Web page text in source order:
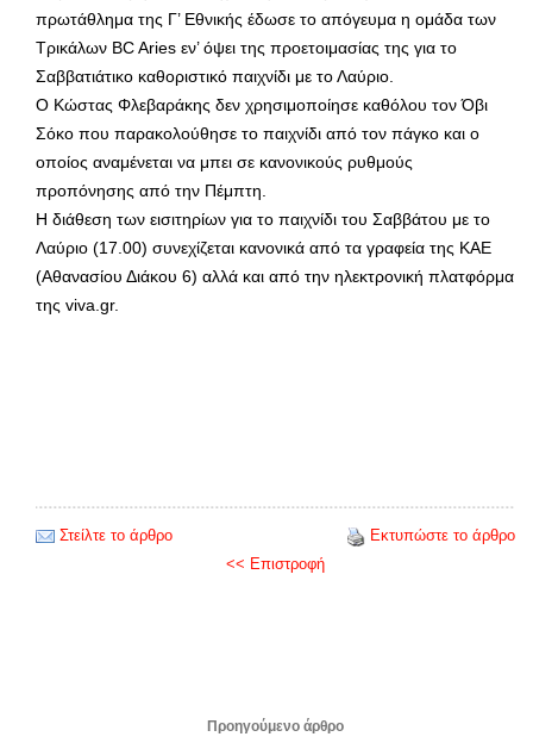
πρωτάθλημα της Γ’ Εθνικής έδωσε το απόγευμα η ομάδα των
Τρικάλων BC Aries εν’ όψει της προετοιμασίας της για το
Σαββατιάτικο καθοριστικό παιχνίδι με το Λαύριο.
Ο Κώστας Φλεβαράκης δεν χρησιμοποίησε καθόλου τον Όβι
Σόκο που παρακολούθησε το παιχνίδι από τον πάγκο και ο
οποίος αναμένεται να μπει σε κανονικούς ρυθμούς
προπόνησης από την Πέμπτη.
Η διάθεση των εισιτηρίων για το παιχνίδι του Σαββάτου με το
Λαύριο (17.00) συνεχίζεται κανονικά από τα γραφεία της ΚΑΕ
(Αθανασίου Διάκου 6) αλλά και από την ηλεκτρονική πλατφόρμα
της viva.gr.
Στείλτε το άρθρο
Εκτυπώστε το άρθρο
<< Επιστροφή
Προηγούμενο άρθρο